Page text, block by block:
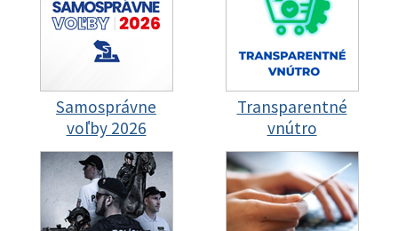
Samosprávne
voľby 2026
Transparentné
vnútro